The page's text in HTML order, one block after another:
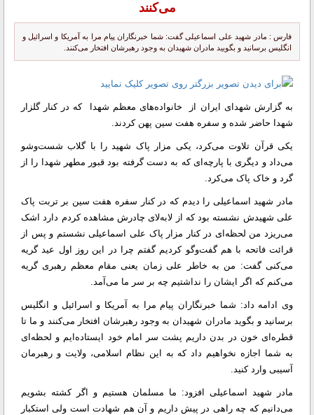
می‌کنند
فارس : مادر شهید علی اسماعیلی گفت: شما خبرنگاران پیام مرا به آمریکا و اسرائیل و
انگلیس برسانید و بگویید مادران شهیدان به وجود رهبرشان افتخار می‌کنند.
به گزارش شهدای ایران از خانواده‌های معظم شهدا که در کنار گلزار
شهدا حاضر شده و سفره هفت سین پهن کردند.
یکی قرآن تلاوت می‌کرد، یکی مزار پاک شهید را با گلاب شست‌وشو
می‌داد و دیگری با پارچه‌ای که به دست گرفته بود قبور مطهر شهدا را از
گرد و خاک پاک می‌کرد.
مادر شهید اسماعیلی را دیدم که در کنار سفره هفت سین بر تربت پاک
علی شهیدش نشسته بود که از لابه‌لای چادرش مشاهده کردم دارد اشک
می‌ریزد من لحظه‌ای در کنار مزار پاک علی اسماعیلی نشستم و پس از
قرائت فاتحه با هم گفت‌وگو کردیم گفتم چرا در این روز اول عید گریه
می‌کنی گفت: من به خاطر علی زمان یعنی مقام معظم رهبری گریه
می‌کنم که اگر ایشان را نداشتیم چه بر سر ما می‌آمد.
وی ادامه داد: شما خبرنگاران پیام مرا به آمریکا و اسرائیل و انگلیس
برسانید و بگوید مادران شهیدان به وجود رهبرشان افتخار می‌کنند و ما تا
قطره‌ای خون در بدن داریم پشت سر امام خود ایستاده‌ایم و لحظه‌ای
به شما اجازه نخواهیم داد که به این نظام اسلامی، ولایت و رهبرمان
آسیبی وارد کنید.
مادر شهید اسماعیلی افزود: ما مسلمان هستیم و اگر کشته بشویم
می‌دانیم که چه راهی در پیش داریم و آن هم شهادت است ولی استکبار